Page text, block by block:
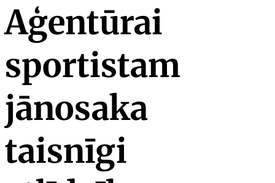
Aģentūrai
sportistam
jānosaka
taisnīgi